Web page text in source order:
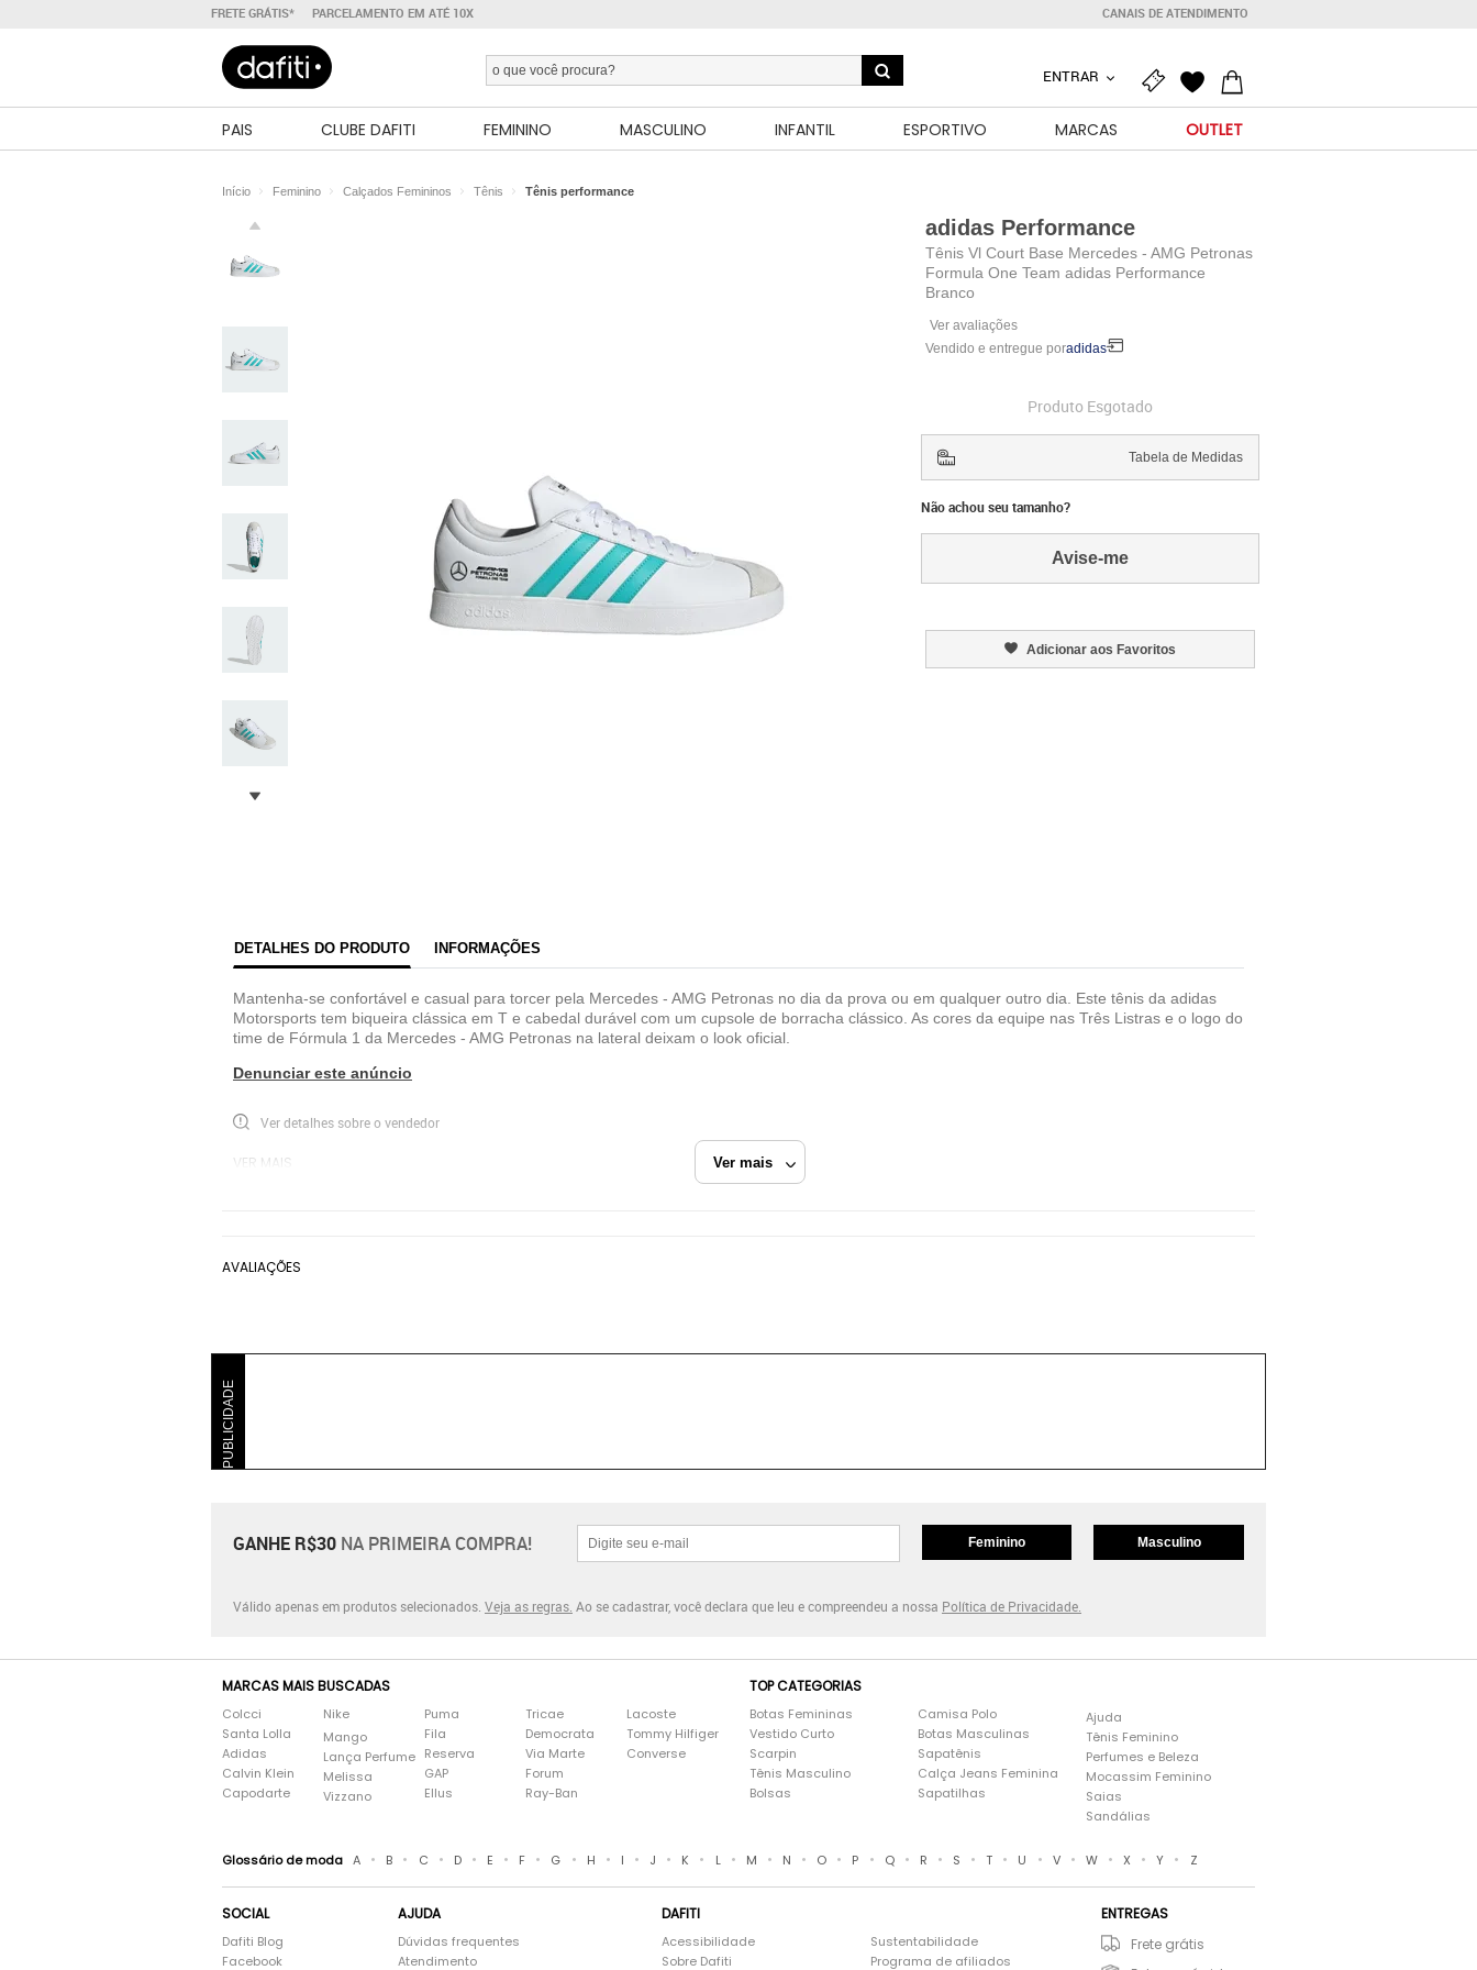
FRETE GRÁTIS* PARCELAMENTO EM ATÉ 10X CANAIS DE ATENDIMENTO
ENTRAR
PAIS CLUBE DAFITI FEMININO MASCULINO INFANTIL ESPORTIVO MARCAS OUTLET
Início Feminino Calçados Femininos Tênis Tênis performance
Fechar
adidas Performance
Tênis Vl Court Base Mercedes - AMG Petronas
Formula One Team adidas Performance
Branco
Ver avaliações
Vendido e entregue poradidas
Razão Social
ADIDAS DO BRASIL LTDA
CNPJ
Produto Esgotado
Tabela de Medidas
Não achou seu tamanho?
Avise-me
Adicionar aos Favoritos
DETALHES DO PRODUTO INFORMAÇÕES
Ver mais
Mantenha-se confortável e casual para torcer pela Mercedes - AMG Petronas no dia da prova ou em qualquer outro dia. Este tênis da adidas
Motorsports tem biqueira clássica em T e cabedal durável com um cupsole de borracha clássico. As cores da equipe nas Três Listras e o logo do
time de Fórmula 1 da Mercedes - AMG Petronas na lateral deixam o look oficial.
Denunciar este anúncio
Ver detalhes sobre o vendedor
VER MAIS
AVALIAÇÕES
PUBLICIDADE
GANHE R$30 NA PRIMEIRA COMPRA! Feminino Masculino
Válido apenas em produtos selecionados. Veja as regras. Ao se cadastrar, você declara que leu e compreendeu a nossa Política de Privacidade.
MARCAS MAIS BUSCADAS
Colcci
Santa Lolla
Adidas
Calvin Klein
Capodarte
Nike
Mango
Lança Perfume
Melissa
Vizzano
Puma
Fila
Reserva
GAP
Ellus
Tricae
Democrata
Via Marte
Forum
Ray-Ban
Lacoste
Tommy Hilfiger
Converse
TOP CATEGORIAS
Botas Femininas
Vestido Curto
Scarpin
Tênis Masculino
Bolsas
Camisa Polo
Botas Masculinas
Sapatênis
Calça Jeans Feminina
Sapatilhas
Ajuda
Tênis Feminino
Perfumes e Beleza
Mocassim Feminino
Saias
Sandálias
Glossário de moda A • B • C • D • E • F • G • H • I • J • K • L • M • N • O • P • Q • R • S • T • U • V • W • X • Y • Z
SOCIAL
Dafiti Blog
Facebook
AJUDA
Dúvidas frequentes
Atendimento
DAFITI
Acessibilidade
Sobre Dafiti
Sustentabilidade
Programa de afiliados
ENTREGAS
Frete grátis